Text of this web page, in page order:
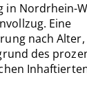
in Nordrhein-
Eine
nach
des